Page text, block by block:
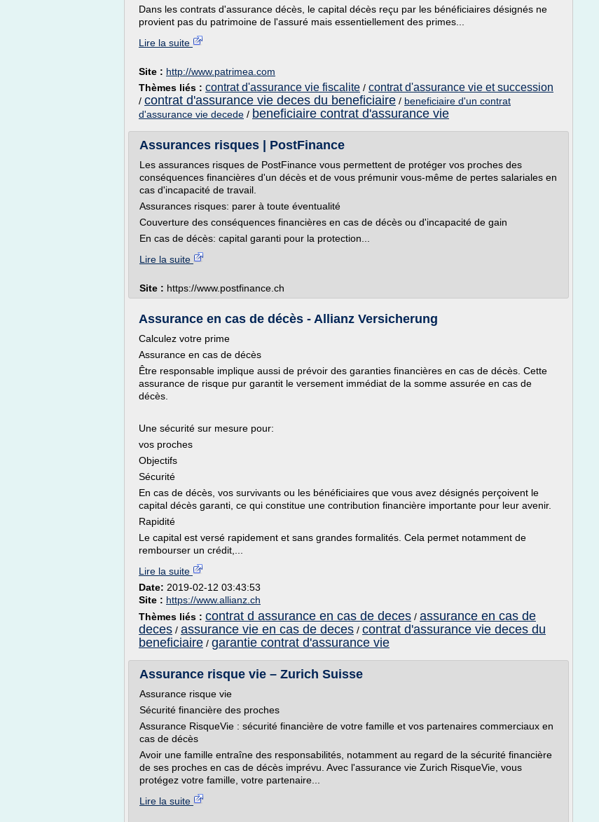
Dans les contrats d'assurance décès, le capital décès reçu par les bénéficiaires désignés ne
provient pas du patrimoine de l'assuré mais essentiellement des primes...
Lire la suite
Site : http://www.patrimea.com
Thèmes liés : contrat d'assurance vie fiscalite / contrat d'assurance vie et succession
/ contrat d'assurance vie deces du beneficiaire / beneficiaire d'un contrat
d'assurance vie decede / beneficiaire contrat d'assurance vie
Assurances risques | PostFinance
Les assurances risques de PostFinance vous permettent de protéger vos proches des
conséquences financières d'un décès et de vous prémunir vous-même de pertes salariales en
cas d'incapacité de travail.
Assurances risques: parer à toute éventualité
Couverture des conséquences financières en cas de décès ou d'incapacité de gain
En cas de décès: capital garanti pour la protection...
Lire la suite
Site : https://www.postfinance.ch
Assurance en cas de décès - Allianz Versicherung
Calculez votre prime
Assurance en cas de décès
Être responsable implique aussi de prévoir des garanties financières en cas de décès. Cette
assurance de risque pur garantit le versement immédiat de la somme assurée en cas de
décès.
Une sécurité sur mesure pour:
vos proches
Objectifs
Sécurité
En cas de décès, vos survivants ou les bénéficiaires que vous avez désignés perçoivent le
capital décès garanti, ce qui constitue une contribution financière importante pour leur avenir.
Rapidité
Le capital est versé rapidement et sans grandes formalités. Cela permet notamment de
rembourser un crédit,...
Lire la suite
Date: 2019-02-12 03:43:53
Site : https://www.allianz.ch
Thèmes liés : contrat d assurance en cas de deces / assurance en cas de
deces / assurance vie en cas de deces / contrat d'assurance vie deces du
beneficiaire / garantie contrat d'assurance vie
Assurance risque vie – Zurich Suisse
Assurance risque vie
Sécurité financière des proches
Assurance RisqueVie : sécurité financière de votre famille et vos partenaires commer­ciaux en
cas de décès
Avoir une famille entraîne des responsabilités, notamment au regard de la sécurité financière
de ses proches en cas de décès imprévu. Avec l'assurance vie Zurich RisqueVie, vous
protégez votre famille, votre partenaire...
Lire la suite